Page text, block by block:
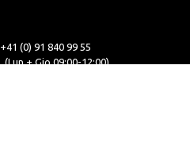
+41 (0) 91 840 99 55
(Lun + Gio 09:00-12:00)